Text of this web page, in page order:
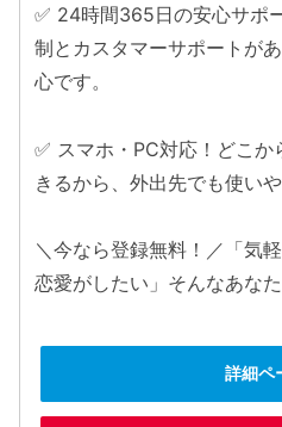
✅ 24時間365日の安心サポ
制とカスタマーサポートが
心です。
✅ スマホ・PC対応！どこ
きるから、外出先でも使いや
＼今なら登録無料！／「気
恋愛がしたい」そんなあな
詳細ペ